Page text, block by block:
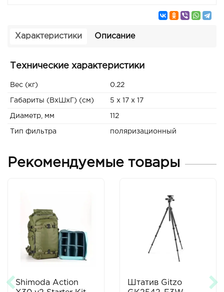
Характеристики Описание
Технические характеристики
Вес (кг) 0.22
Габариты (ВxШxГ) (см) 5 x 17 x 17
Диаметр, мм 112
Тип фильтра поляризационный
Рекомендуемые товары
Shimoda Action
Штатив Gitzo